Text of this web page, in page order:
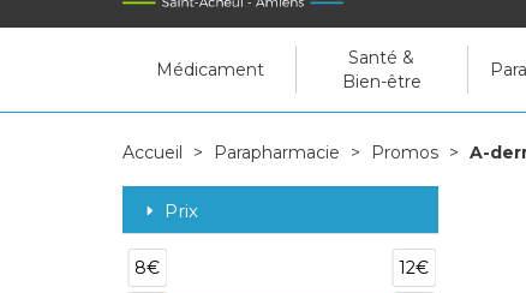
Médicament
Santé &
Bien-être
Accueil Parapharmacie Promos A-
Prix
8€ 12€